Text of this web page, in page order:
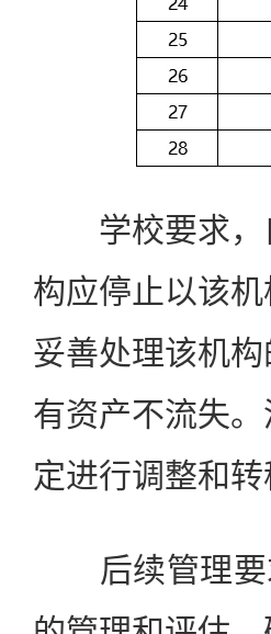
学校要求，
构应停止以该
妥善处理该机
有资产不流失
定进行调整和
后续管理要